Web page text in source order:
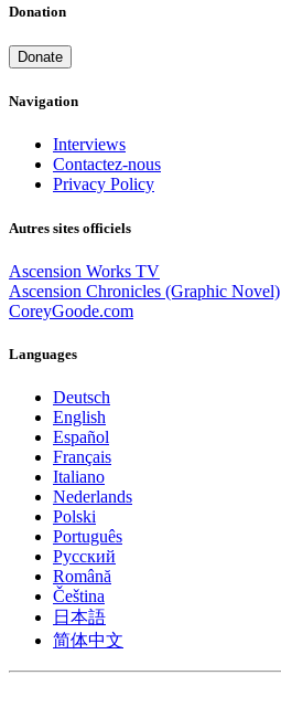
Donation
Donate
Navigation
Interviews
Contactez-nous
Privacy Policy
Autres sites officiels
Ascension Works TV
Ascension Chronicles (Graphic Novel)
CoreyGoode.com
Languages
Deutsch
English
Español
Français
Italiano
Nederlands
Polski
Português
Pусский
Română
Čeština
日本語
简体中文